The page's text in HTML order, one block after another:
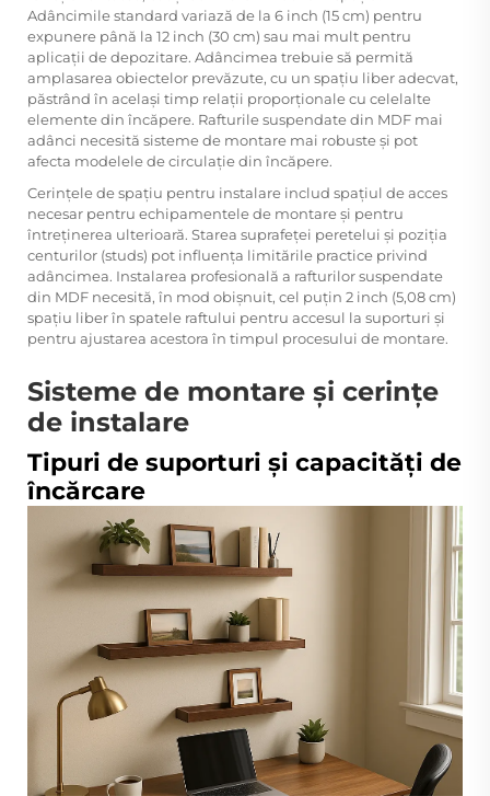
Adâncimile standard variază de la 6 inch (15 cm) pentru
expunere până la 12 inch (30 cm) sau mai mult pentru
aplicații de depozitare. Adâncimea trebuie să permită
amplasarea obiectelor prevăzute, cu un spațiu liber adecvat,
păstrând în același timp relații proporționale cu celelalte
elemente din încăpere. Rafturile suspendate din MDF mai
adânci necesită sisteme de montare mai robuste și pot
afecta modelele de circulație din încăpere.
Cerințele de spațiu pentru instalare includ spațiul de acces
necesar pentru echipamentele de montare și pentru
întreținerea ulterioară. Starea suprafeței peretelui și poziția
centurilor (studs) pot influența limitările practice privind
adâncimea. Instalarea profesională a rafturilor suspendate
din MDF necesită, în mod obișnuit, cel puțin 2 inch (5,08 cm)
spațiu liber în spatele raftului pentru accesul la suporturi și
pentru ajustarea acestora în timpul procesului de montare.
Sisteme de montare și cerințe
de instalare
Tipuri de suporturi și capacități de
încărcare